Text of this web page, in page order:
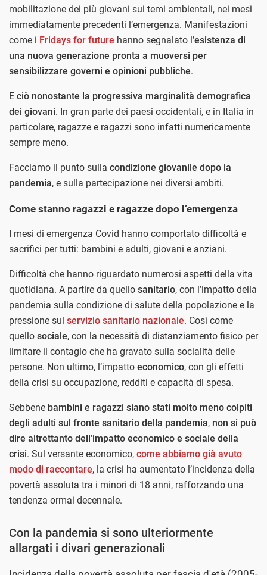
mobilitazione dei più giovani sui temi ambientali, nei mesi
immediatamente precedenti l’emergenza. Manifestazioni
come i Fridays for future hanno segnalato l’esistenza di
una nuova generazione pronta a muoversi per
sensibilizzare governi e opinioni pubbliche.
E ciò nonostante la progressiva marginalità demografica
dei giovani. In gran parte dei paesi occidentali, e in Italia in
particolare, ragazze e ragazzi sono infatti numericamente
sempre meno.
Facciamo il punto sulla condizione giovanile dopo la
pandemia, e sulla partecipazione nei diversi ambiti.
Come stanno ragazzi e ragazze dopo l’emergenza
I mesi di emergenza Covid hanno comportato difficoltà e
sacrifici per tutti: bambini e adulti, giovani e anziani.
Difficoltà che hanno riguardato numerosi aspetti della vita
quotidiana. A partire da quello sanitario, con l’impatto della
pandemia sulla condizione di salute della popolazione e la
pressione sul servizio sanitario nazionale. Così come
quello sociale, con la necessità di distanziamento fisico per
limitare il contagio che ha gravato sulla socialità delle
persone. Non ultimo, l’impatto economico, con gli effetti
della crisi su occupazione, redditi e capacità di spesa.
Sebbene bambini e ragazzi siano stati molto meno colpiti
degli adulti sul fronte sanitario della pandemia, non si può
dire altrettanto dell’impatto economico e sociale della
crisi. Sul versante economico, come abbiamo già avuto
modo di raccontare, la crisi ha aumentato l’incidenza della
povertà assoluta tra i minori di 18 anni, rafforzando una
tendenza ormai decennale.
Con la pandemia si sono ulteriormente
allargati i divari generazionali